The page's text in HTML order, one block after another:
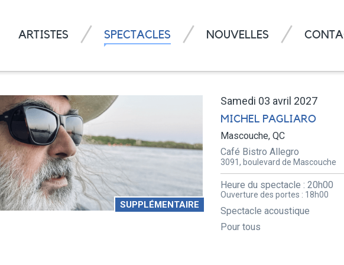
ARTISTES SPECTACLES NOUVELLES
SUPPLÉMENTAIRE
Samedi 03 avril 2027
MICHEL PAGLIARO
Mascouche, QC
Café Bistro Allegro
3091, boulevard de Mascouche
Heure du spectacle : 20h00
Ouverture des portes : 18h00
Spectacle acoustique
Pour tous